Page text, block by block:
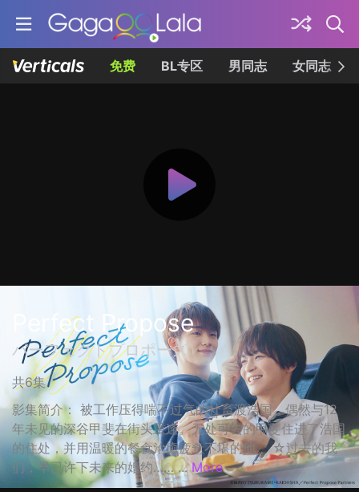
免费 BL专区 男同志 女同志
Perfect Propose
パーフェクトプロポーズ
共6集
影集简介： 被工作压得喘不过气的社畜渡浩国，偶然与12
年未见的深谷甲斐在街头重逢。无处可去的甲斐住进了浩国
的住处，并用温暖的餐食治癒疲惫不堪的他。 ☆过去的我
们，早已许下未来的婚约…… ... More